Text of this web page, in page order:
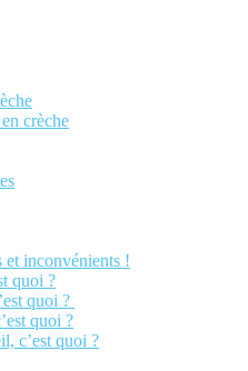
crèche
et inconvénients !
quoi ?
quoi ?
quoi ?
c’est quoi ?